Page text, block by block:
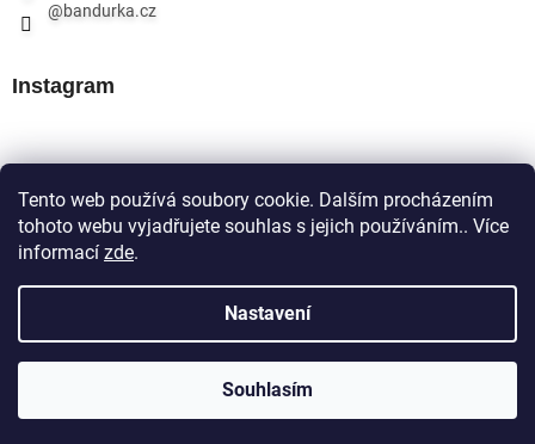
Tento web používá soubory cookie. Dalším procházením
tohoto webu vyjadřujete souhlas s jejich používáním.. Více
informací zde.
Nastavení
Souhlasím
@bandurka.cz
Instagram
Bandurka.cz . Všechna práva vyhrazena.